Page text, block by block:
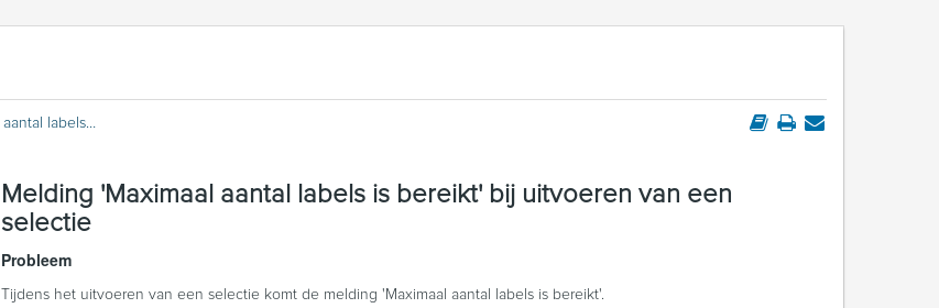
Melding 'Maximaal aantal labels is bereikt' bij uitvoeren van een selectie
Melding 'Maximaal aantal labels is bereikt' bij uitvoeren van een
selectie
Probleem
Tijdens het uitvoeren van een selectie komt de melding 'Maximaal aantal labels is bereikt'.